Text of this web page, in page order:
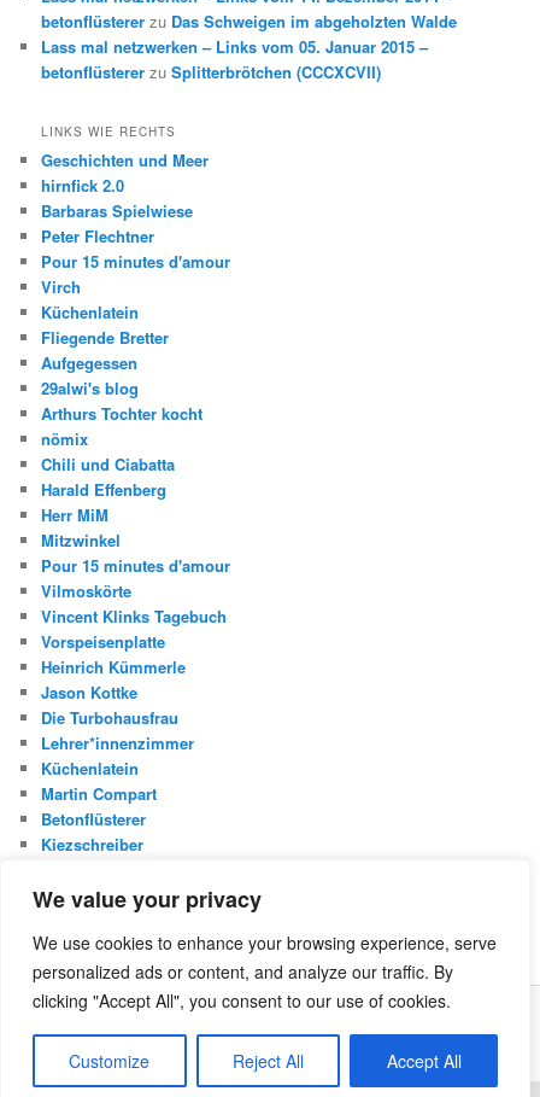
We value your privacy
We use cookies to enhance your browsing experience, serve
personalized ads or content, and analyze our traffic. By
clicking "Accept All", you consent to our use of cookies.
Customize Reject All Accept All
betonflüsterer zu Das Schweigen im abgeholzten Walde
Lass mal netzwerken – Links vom 05. Januar 2015 –
betonflüsterer zuSplitterbrötchen (CCCXCVII)
LINKS WIE RECHTS
Geschichten und Meer
hirnfick 2.0
Barbaras Spielwiese
Peter Flechtner
Pour 15 minutes d'amour
Virch
Küchenlatein
Fliegende Bretter
Aufgegessen
29alwi's blog
Arthurs Tochter kocht
nömix
Chili und Ciabatta
Harald Effenberg
Herr MiM
Mitzwinkel
Pour 15 minutes d'amour
Vilmoskörte
Vincent Klinks Tagebuch
Vorspeisenplatte
Heinrich Kümmerle
Jason Kottke
Die Turbohausfrau
Lehrer*innenzimmer
Küchenlatein
Martin Compart
Betonflüsterer
Kiezschreiber
u
c
h
n
Was ist die Netzecke? Stolz präsentiert von WordPress